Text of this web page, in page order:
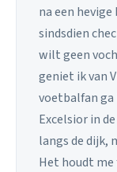
na een
sindsdien
wilt geen
geniet ik van
voetbalfan
Excelsior in
langs de dijk,
Het houdt me